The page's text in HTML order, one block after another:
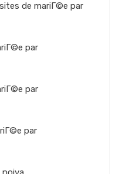
de mariГ©e par
par
par
par